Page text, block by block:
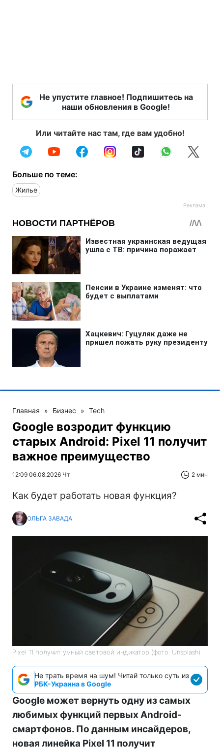
Не упустите главное! Подпишитесь на
наши обновления в Google!
Или читайте нас там, где вам удобно!
Больше по теме:
Жилье
Главная » Бизнес » Tech
Google возродит функцию
старых Android: Pixel 11 получит
важное преимущество
12:09 06.08.2026 Чт 2 мин
Как будет работать новая функция?
ОЛЬГА ЗАВАДА
Pixel 11 получит умный световой индикатор (фото: Unsplash)
Не трать время на шум! Читай только суть из
РБК-Украина в Google
Google может вернуть одну из самых
любимых функций первых Android-
смартфонов. По данным инсайдеров,
новая линейка Pixel 11 получит